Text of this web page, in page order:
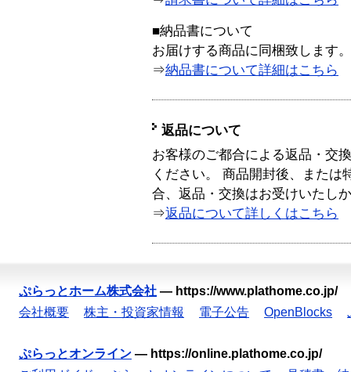
■納品書について
お届けする商品に同梱致します。
⇒納品書について詳細はこちら
返品について
お客様のご都合による返品・交
ください。 商品開封後、または
合、返品・交換はお受けいたし
⇒返品について詳しくはこちら
ぷらっとホーム株式会社 — https://www.plathome.co.jp/
会社概要
株主・投資家情報 電子公告 OpenBlocks
ぷらっとオンライン — https://online.plathome.co.jp/